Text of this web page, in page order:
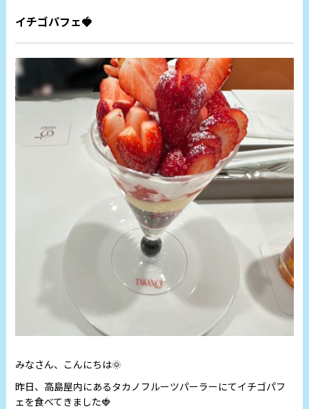
イチゴパフェ🍓
みなさん、こんにちは🌞
昨日、高島屋内にあるタカノフルーツパーラーにてイチゴパフ
ェを食べてきました🍓